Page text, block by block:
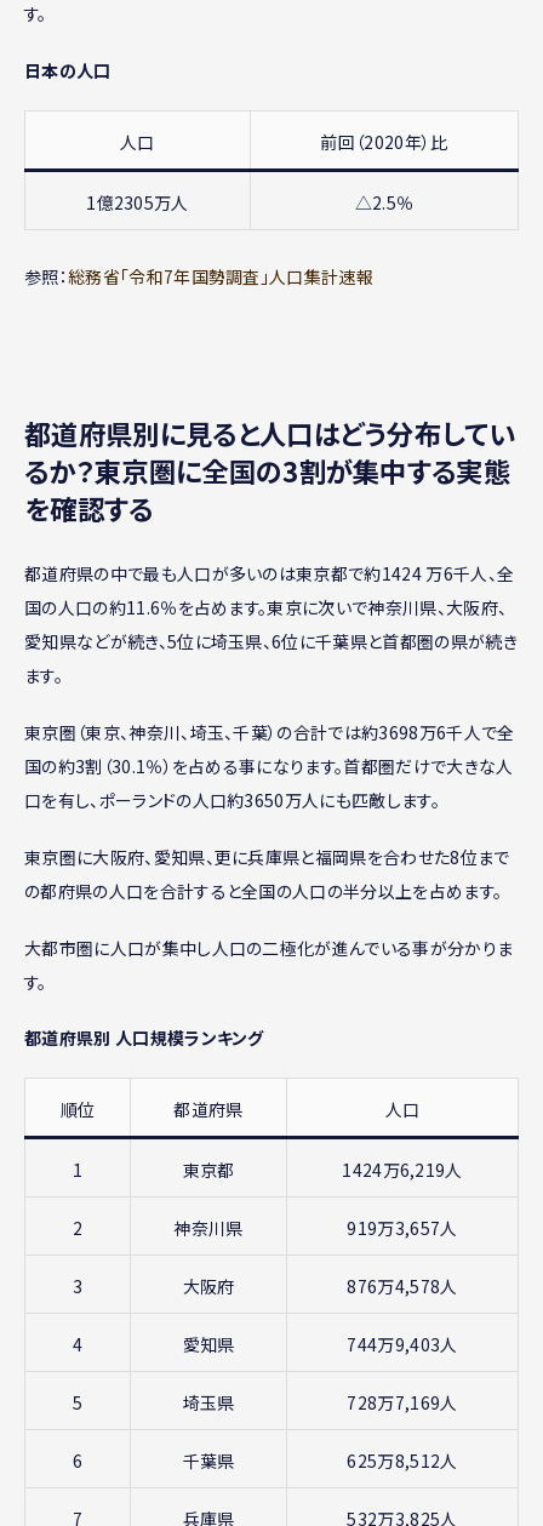
す。
日本の人口
人口 前回（2020年）比
1億2305万人 △2.5％
参照：総務省「令和7年国勢調査」人口集計速報
都道府県別に見ると人口はどう分布してい
るか？東京圏に全国の3割が集中する実態
を確認する
都道府県の中で最も人口が多いのは東京都で約1424 万6千人、全
国の人口の約11.6％を占めます。東京に次いで神奈川県、大阪府、
愛知県などが続き、5位に埼玉県、6位に千葉県と首都圏の県が続き
ます。
東京圏（東京、神奈川、埼玉、千葉）の合計では約3698万6千人で全
国の約3割（30.1％）を占める事になります。首都圏だけで大きな人
口を有し、ポーランドの人口約3650万人にも匹敵します。
東京圏に大阪府、愛知県、更に兵庫県と福岡県を合わせた8位まで
の都府県の人口を合計すると全国の人口の半分以上を占めます。
大都市圏に人口が集中し人口の二極化が進んでいる事が分かりま
す。
都道府県別 人口規模ランキング
順位 都道府県 人口
1 東京都 1424万6,219人
2 神奈川県 919万3,657人
3 大阪府 876万4,578人
4 愛知県 744万9,403人
5 埼玉県 728万7,169人
6 千葉県 625万8,512人
7 兵庫県 532万3,825人